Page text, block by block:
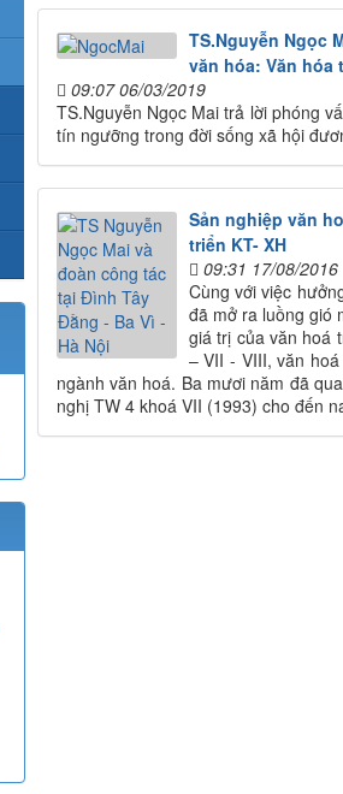
TS.Nguyễn Ngọc
văn hóa: Văn
09:07 06/03/2019
TS.Nguyễn Ngọc Mai trả lời phóng
tín ngưỡng trong đời sống xã hội
Sản nghiệp văn
triển KT- XH
09:31 17/08/2016
Cùng với việc
đã mở ra luồng gió
giá trị của văn hoá
– VII - VIII, văn
ngành văn hoá. Ba mươi năm đã
nghị TW 4 khoá VII (1993) cho đến